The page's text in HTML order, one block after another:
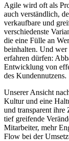
Agile wird oft als
auch verständlich,
verkaufbare und
verschiedenste
die eine Fülle an
beinhalten. Und wer
erfahren dürfen:
Entwicklung von
des Kundennutzens.
Unserer Ansicht
Kultur und eine
und transparent ihre
tief greifende
Mitarbeiter, mehr
Flow bei der